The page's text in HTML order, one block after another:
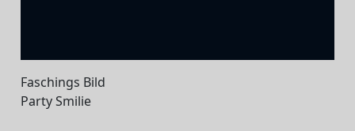
Faschings Bild
Party Smilie